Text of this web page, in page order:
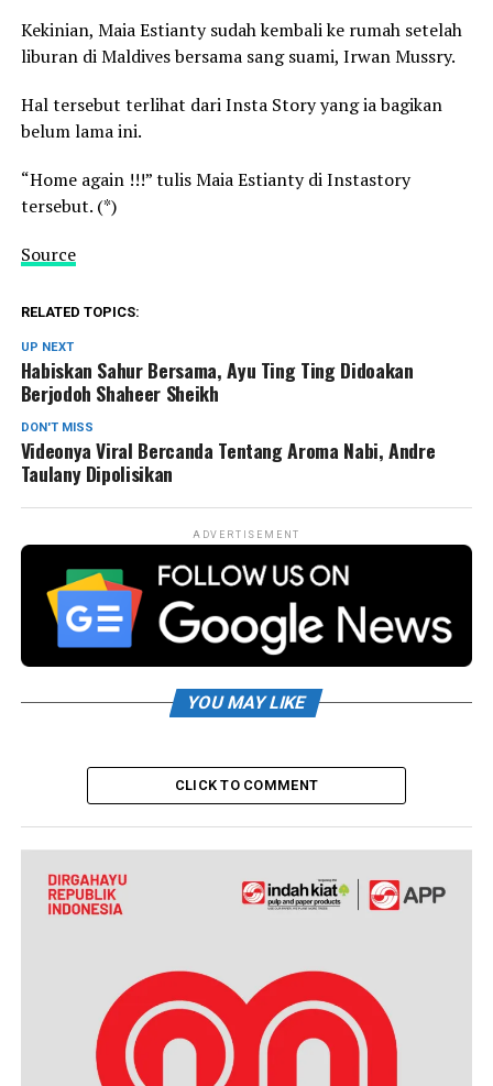
Kekinian, Maia Estianty sudah kembali ke rumah setelah
liburan di Maldives bersama sang suami, Irwan Mussry.
Hal tersebut terlihat dari Insta Story yang ia bagikan
belum lama ini.
“Home again !!!” tulis Maia Estianty di Instastory
tersebut. (*)
Source
RELATED TOPICS:
UP NEXT
Habiskan Sahur Bersama, Ayu Ting Ting Didoakan
Berjodoh Shaheer Sheikh
DON'T MISS
Videonya Viral Bercanda Tentang Aroma Nabi, Andre
Taulany Dipolisikan
ADVERTISEMENT
YOU MAY LIKE
CLICK TO COMMENT